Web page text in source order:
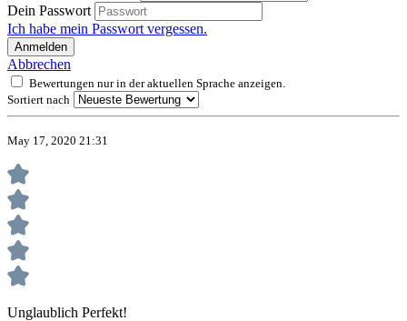
Dein Passwort
Ich habe mein Passwort vergessen.
Anmelden
Abbrechen
Bewertungen nur in der aktuellen Sprache anzeigen.
Sortiert nach
May 17, 2020 21:31
Unglaublich Perfekt!